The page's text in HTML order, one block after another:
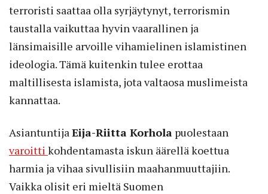
terroristi saattaa olla syrjäytynyt, terrorismin
taustalla vaikuttaa hyvin vaarallinen ja
länsimaisille arvoille vihamielinen islamistinen
ideologia. Tämä kuitenkin tulee erottaa
maltillisesta islamista, jota valtaosa muslimeista
kannattaa.
Asiantuntija Eija-Riitta Korhola puolestaan
varoitti kohdentamasta iskun äärellä koettua
harmia ja vihaa sivullisiin maahanmuuttajiin.
Vaikka olisit eri mieltä Suomen